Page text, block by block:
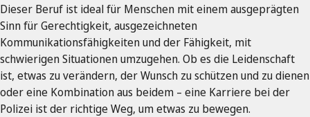
Dieser Beruf ist ideal für Menschen mit einem ausgeprägten
Sinn für Gerechtigkeit, ausgezeichneten
Kommunikationsfähigkeiten und der Fähigkeit, mit
schwierigen Situationen umzugehen. Ob es die Leidenschaft
ist, etwas zu verändern, der Wunsch zu schützen und zu dienen
oder eine Kombination aus beidem – eine Karriere bei der
Polizei ist der richtige Weg, um etwas zu bewegen.